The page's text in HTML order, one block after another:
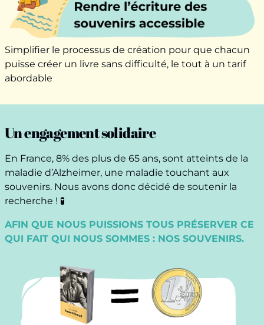
Simplifier le processus de création pour que chacun
puisse créer un livre sans difficulté, le tout à un tarif
abordable
Un engagement solidaire
En France, 8% des plus de 65 ans, sont atteints de la
maladie d’Alzheimer, une maladie touchant aux
souvenirs. Nous avons donc décidé de soutenir la
recherche ! 🧪
AFIN QUE NOUS PUISSIONS TOUS PRÉSERVER CE
QUI FAIT QUI NOUS SOMMES : NOS SOUVENIRS.